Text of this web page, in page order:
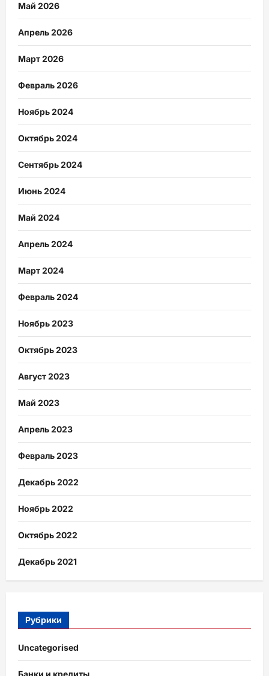
Май 2026
Апрель 2026
Март 2026
Февраль 2026
Ноябрь 2024
Октябрь 2024
Сентябрь 2024
Июнь 2024
Май 2024
Апрель 2024
Март 2024
Февраль 2024
Ноябрь 2023
Октябрь 2023
Август 2023
Май 2023
Апрель 2023
Февраль 2023
Декабрь 2022
Ноябрь 2022
Октябрь 2022
Декабрь 2021
Рубрики
Uncategorised
Банки и кредиты